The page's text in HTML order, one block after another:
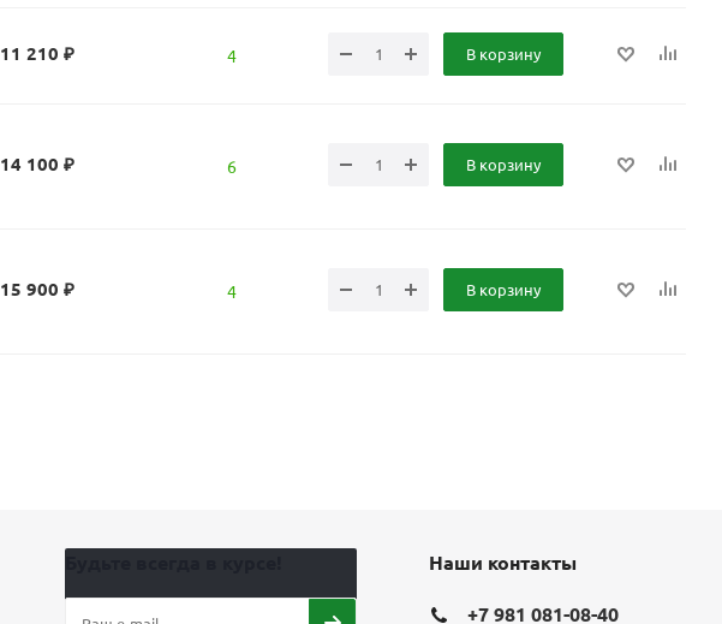
11 210 ₽ 4 В корзину
14 100 ₽ 6 В корзину
15 900 ₽ 4 В корзину
Наши контакты
+7 981 081-08-40